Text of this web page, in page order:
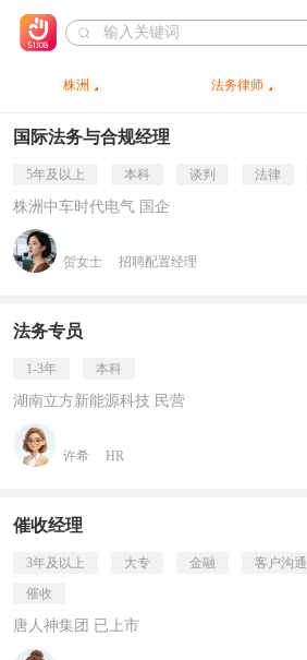
株洲 法务律师
国际法务与合规经理
5年及以上 本科 谈判 法律
株洲中车时代电气 国企
贺女士 招聘配置经理
法务专员
1-3年 本科
湖南立方新能源科技 民营
许希 HR
催收经理
3年及以上 大专 金融 客户沟通
催收
唐人神集团 已上市